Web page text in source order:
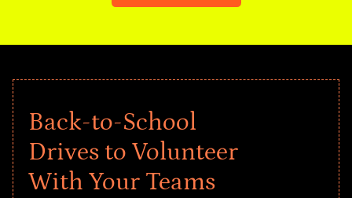
Back-to-School
Drives to Volunteer
With Your Teams